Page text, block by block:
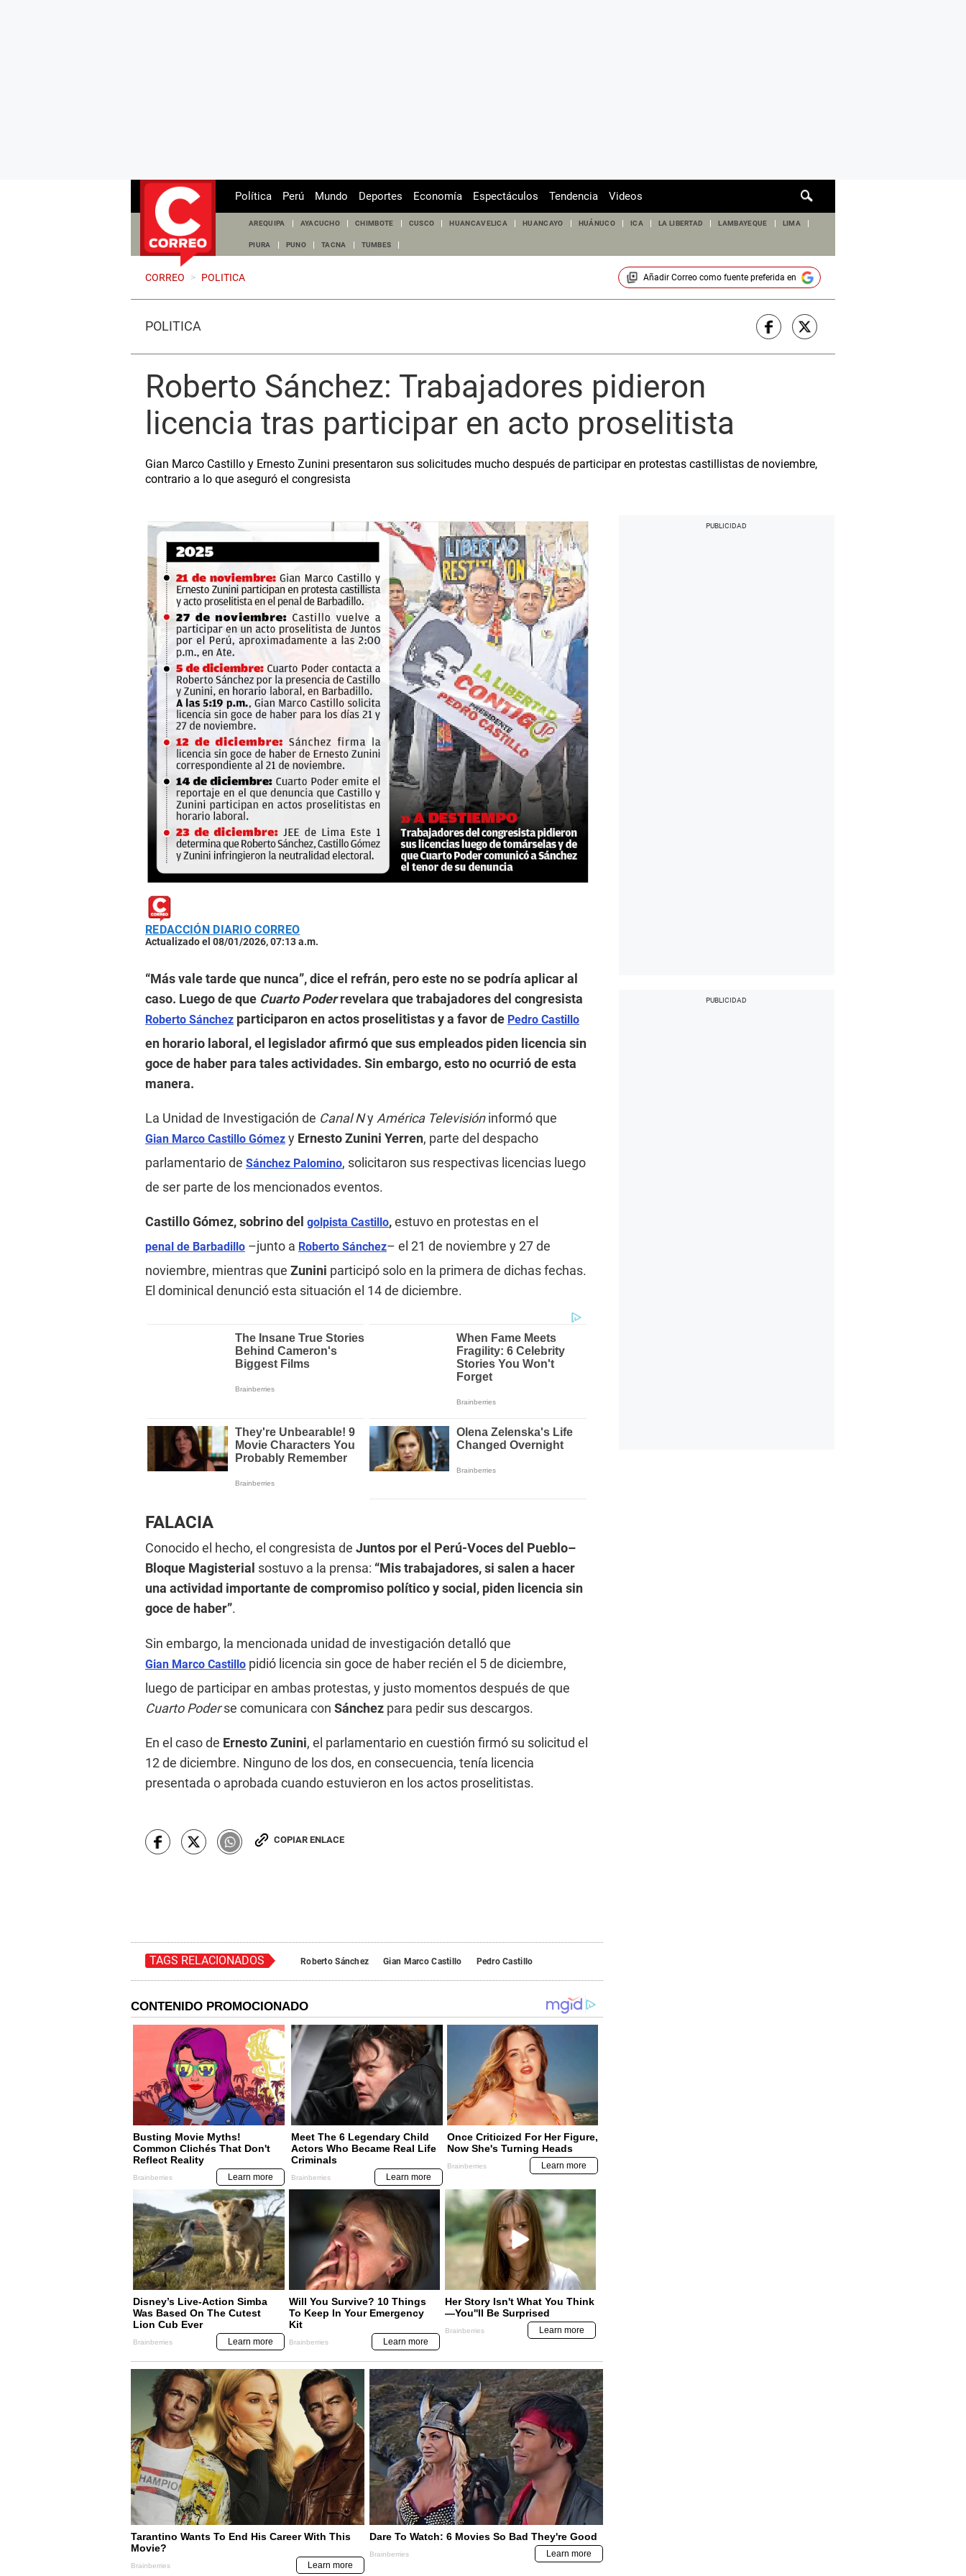
de
Política Perú Mundo Deportes Economía Espectáculos Tendencia Videos
AREQUIPA AYACUCHO CHIMBOTE CUSCO HUANCAVELICA HUANCAYO HUÁNUCO ICA LA LIBERTAD LAMBAYEQUE LIMA
PIURA PUNO TACNA TUMBES
CORREO > POLITICA Añadir Correocomo fuente preferida en
POLÍTICA
Roberto Sánchez: Trabajadores pidieron
licencia tras participar en acto proselitista
Gian Marco Castillo y Ernesto Zunini presentaron sus solicitudes mucho después de participar en protestas castillistas de noviembre,
contrario a lo que aseguró el congresista
REDACCIÓN DIARIO CORREO
Actualizado el 08/01/2026, 07:13 a.m.
“Más vale tarde que nunca”, dice el refrán, pero este no se podría aplicar al
caso. Luego de que Cuarto Poderrevelara que trabajadores del congresista
Roberto Sánchez participaron en actos proselitistas y a favor de Pedro Castillo
en horario laboral, el legislador afirmó que sus empleados piden licencia sin
goce de haber para tales actividades. Sin embargo, esto no ocurrió de esta
manera.
La Unidad de Investigación de Canal Ny América Televisióninformó que
Gian Marco Castillo Gómez y Ernesto Zunini Yerren, parte del despacho
parlamentario de Sánchez Palomino, solicitaron sus respectivas licencias luego
de ser parte de los mencionados eventos.
Castillo Gómez, sobrino del golpista Castillo,estuvo en protestas en el
penal de Barbadillo –junto a Roberto Sánchez– el 21 de noviembre y 27 de
noviembre, mientras que Zunini participó solo en la primera de dichas fechas.
El dominical denunció esta situación el 14 de diciembre.
FALACIA
Conocido el hecho, el congresista de Juntos por el Perú-Voces del Pueblo–
Bloque Magisterial sostuvo a la prensa: “Mis trabajadores, si salen a hacer
una actividad importante de compromiso político y social, piden licencia sin
goce de haber”.
Sin embargo, la mencionada unidad de investigación detalló que
Gian Marco Castillo pidió licencia sin goce de haber recién el 5 de diciembre,
luego de participar en ambas protestas, y justo momentos después de que
Cuarto Poderse comunicara con Sánchez para pedir sus descargos.
En el caso de Ernesto Zunini, el parlamentario en cuestión firmó su solicitud el
12 de diciembre. Ninguno de los dos, en consecuencia, tenía licencia
presentada o aprobada cuando estuvieron en los actos proselitistas.
COPIAR ENLACE
TAGS RELACIONADOS Roberto Sánchez Gian Marco Castillo Pedro Castillo